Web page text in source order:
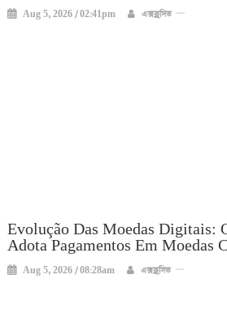
Aug 5, 2026 / 02:41pm এক্সক্লুসিভ
Evolução Das Moedas Digitais:
Adota Pagamentos Em Moedas
Aug 5, 2026 / 08:28am এক্সক্লুসিভ